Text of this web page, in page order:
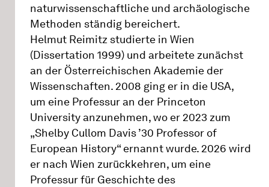
naturwissenschaftliche und archäologische
Methoden ständig bereichert.
Helmut Reimitz studierte in Wien
(Dissertation 1999) und arbeitete zunächst
an der Österreichischen Akademie der
Wissenschaften. 2008 ging er in die USA,
um eine Professur an der Princeton
University anzunehmen, wo er 2023 zum
„Shelby Cullom Davis ’30 Professor of
European History“ ernannt wurde. 2026 wird
er nach Wien zurückkehren, um eine
Professur für Geschichte des